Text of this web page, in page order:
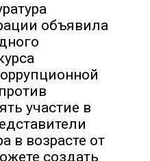
объявила
участие в
в возрасте от
создать